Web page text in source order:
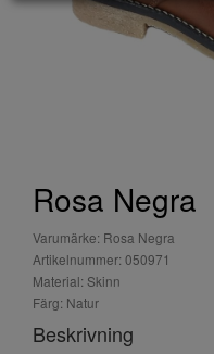
Rosa Negra
Varumärke: Rosa Negra
Artikelnummer: 050971
Material: Skinn
Färg: Natur
Beskrivning